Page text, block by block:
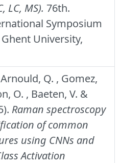
LC, MS). 76th.
Symposium
University,
Q. , Gomez,
O. , Baeten, V. &
Raman spectroscopy
of common
using CNNs and
Activation